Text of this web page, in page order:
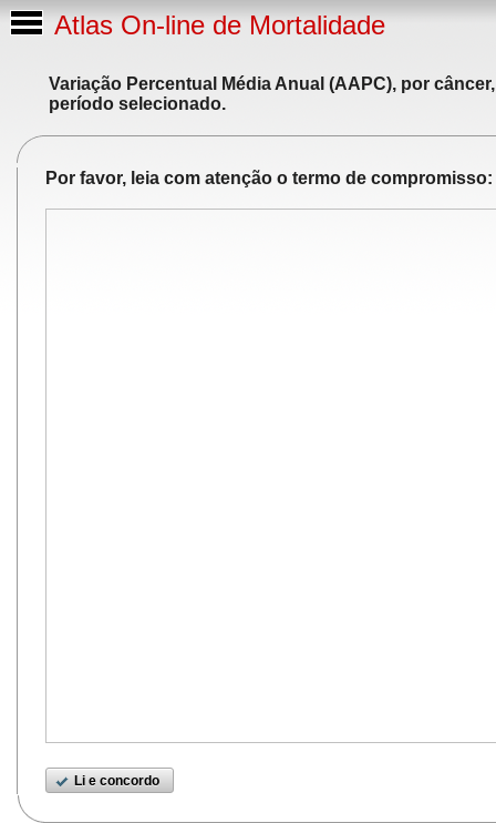
Atlas On-line de Mortalidade
Variação Percentual Média Anual (AAPC), por
período selecionado.
Por favor, leia com atenção o termo de compromisso:
Li e concordo